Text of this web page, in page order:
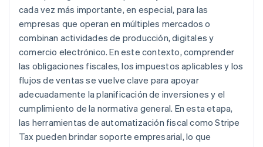
cada vez más importante, en especial, para las
empresas que operan en múltiples mercados o
combinan actividades de producción, digitales y
comercio electrónico. En este contexto, comprender
las obligaciones fiscales, los impuestos aplicables y los
flujos de ventas se vuelve clave para apoyar
adecuadamente la planificación de inversiones y el
cumplimiento de la normativa general. En esta etapa,
las herramientas de automatización fiscal como Stripe
Tax pueden brindar soporte empresarial, lo que